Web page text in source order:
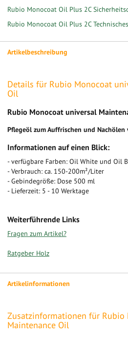
Artikelbeschreibung
Details für Rubio Monocoat
Oil
Rubio Monocoat universal
Pflegeöl zum Auffrischen und
Informationen auf einen Blick:
- verfügbare Farben: Oil White und Oil
- Verbrauch: ca. 150-200m²/Liter
- Gebindegröße: Dose 500 ml
- Lieferzeit: 5 - 10 Werktage
Weiterführende Links
Fragen zum Artikel?
Ratgeber Holz
Artikelinformationen
Zusatzinformationen für Rubio
Maintenance Oil
Rubio Monocoat Oil Plus 2C
Rubio Monocoat Oil Plus 2C